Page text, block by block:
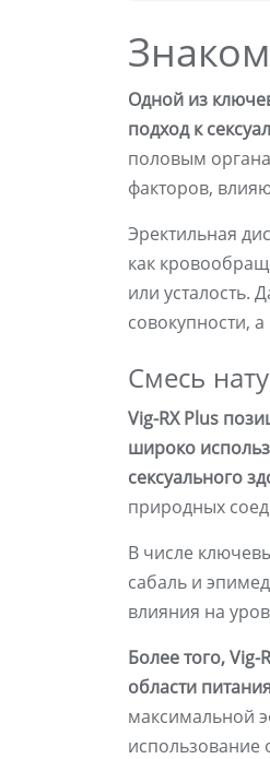
Одной из
подход к
половым
факторов,
Эректильная
как
или усталость.
совокупности,
Смесь
Vig-RX Plus
широко
сексуального
природных
В числе
сабаль и
влияния на
Более того,
области
максимальной
использование